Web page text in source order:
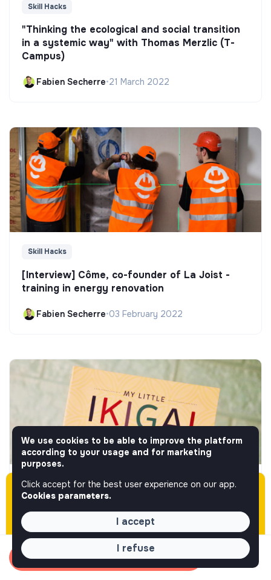
Please note this job was posted over 60 days
ago (05-08-2026) and may or may not have
expired.
Apply
Skill Hacks
"Thinking the ecological and social transition
in a systemic way" with Thomas Merzlic (T-
Campus)
Fabien Secherre•21 March 2022
Skill Hacks
[Interview] Côme, co-founder of La Joist -
training in energy renovation
Fabien Secherre•03 February 2022
Get Inspired
tool for introspection"
14 April 2022
We use cookies to be able to improve the platform
according to your usage and for marketing
purposes.
Click accept for the best user experience on our app.
Cookies parameters.
I accept
I refuse